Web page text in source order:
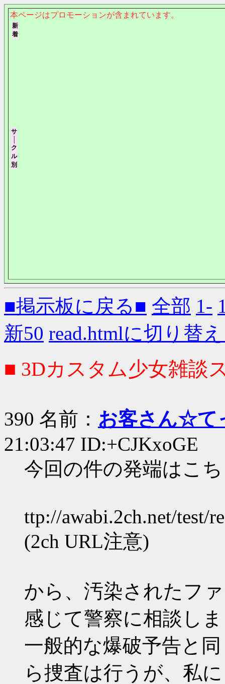
本ページはプロモーションが含まれています。
■掲示板に戻る■ 全部 1-
新50 read.htmlに切り替
■ 3Dカスタム少女雑談
390 名前： お客さん☆て
21:03:47 ID:+CJKxoGE
今回の件の発端はこ
ttp://awabi.2ch.net/test/
(2ch URL注意)
から、汚染されたフ
感じて警察に相談し
一般的な爆破予告と
ら捜査は行うが、私